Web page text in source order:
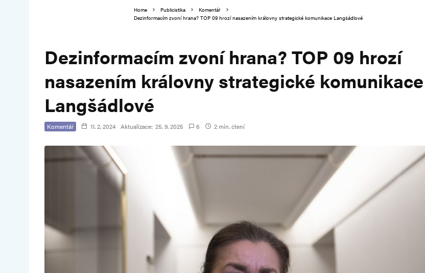
Home Publicistika
Komentář
Dezinformacím zvoní hrana? TOP 09 hrozí nasazením královny strategické komunikace Langšádlové
Dezinformacím zvoní hrana? TOP 09 hrozí
nasazením královny strategické komunikace
Langšádlové
Komentář 11. 2. 2024 Aktualizace: 25. 9. 2025 6 2 min. čtení